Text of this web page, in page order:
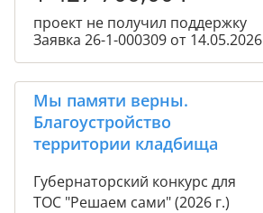
проект не получил поддержку
Заявка 26-1-000309 от 14.05.2026
Мы памяти верны.
Благоустройство
территории кладбища
Губернаторский конкурс для
ТОС "Решаем сами" (2026 г.)